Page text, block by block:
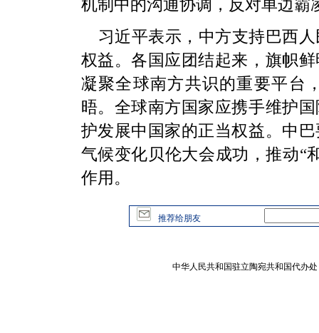
机制中的沟通协调，反对单边霸
习近平表示，中方支持巴西
权益。各国应团结起来，旗帜
凝聚全球南方共识的重要平台
晤。全球南方国家应携手维护
护发展中国家的正当权益。中
气候变化贝伦大会成功，推动“
作用。
推荐给朋友
中华人民共和国驻立陶宛共和国代办处